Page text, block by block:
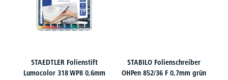
STAEDTLER Folienstift
Lumocolor 318 WP8 0,6mm
STABILO Folienschreiber
OHPen 852/36 F 0,7mm grün